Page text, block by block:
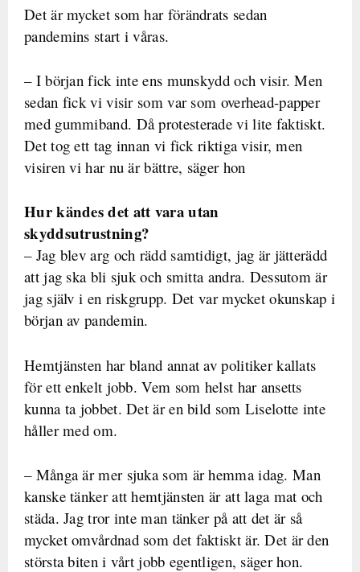
Det är mycket som har förändrats sedan
pandemins start i våras.
– I början fick inte ens munskydd och visir. Men
sedan fick vi visir som var som overhead-papper
med gummiband. Då protesterade vi lite faktiskt.
Det tog ett tag innan vi fick riktiga visir, men
visiren vi har nu är bättre, säger hon
Hur kändes det att vara utan
skyddsutrustning?
– Jag blev arg och rädd samtidigt, jag är jätterädd
att jag ska bli sjuk och smitta andra. Dessutom är
jag själv i en riskgrupp. Det var mycket okunskap i
början av pandemin.
Hemtjänsten har bland annat av politiker kallats
för ett enkelt jobb. Vem som helst har ansetts
kunna ta jobbet. Det är en bild som Liselotte inte
håller med om.
– Många är mer sjuka som är hemma idag. Man
kanske tänker att hemtjänsten är att laga mat och
städa. Jag tror inte man tänker på att det är så
mycket omvårdnad som det faktiskt är. Det är den
största biten i vårt jobb egentligen, säger hon.